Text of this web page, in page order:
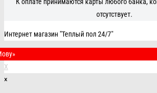
К оплате принимаются карты любого банка,
отсутствует.
Интернет магазин "Теплый пол 24/7"
X
×